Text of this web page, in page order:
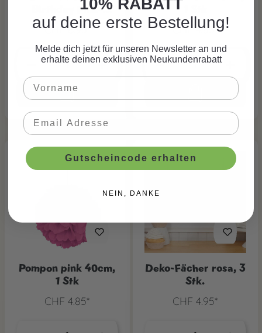
Birthday Pink-
Glitzer
CHF 6.95*
CHF 4.85*
Pompon pink 40cm,
1 Stk
CHF 4.85*
Deko-Fächer rosa, 3
Stk.
CHF 4.95*
auf deine erste Bestellung!
Melde dich jetzt für unseren Newsletter an und
erhalte deinen exklusiven Neukundenrabatt
Gutscheincode erhalten
NEIN, DANKE